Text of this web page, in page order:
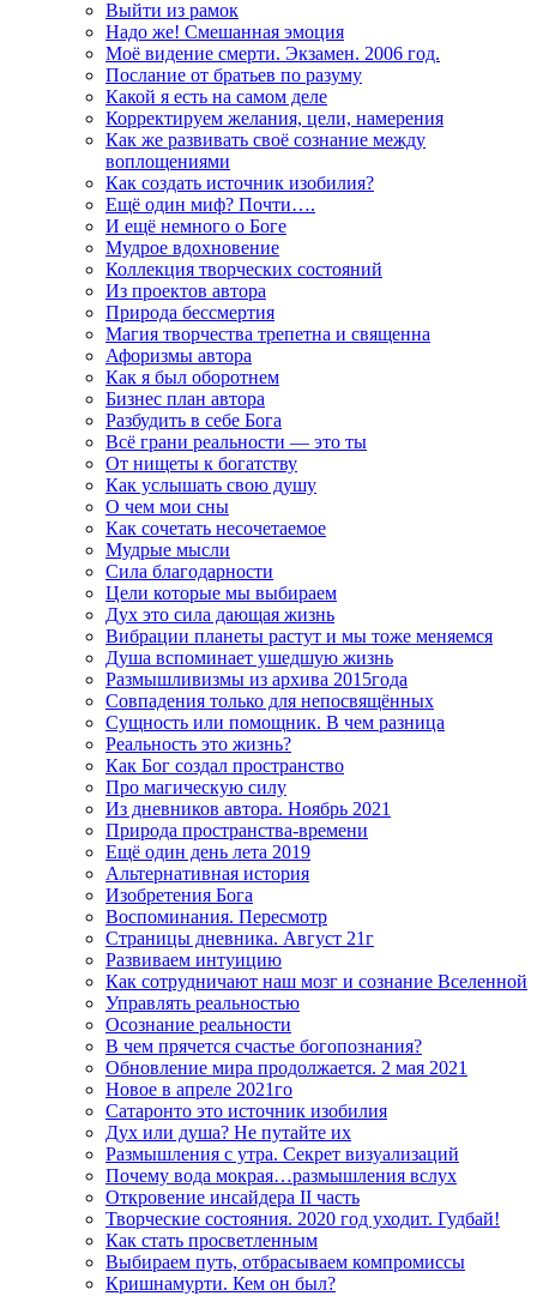
Выйти из рамок
Надо же! Смешанная эмоция
Моё видение смерти. Экзамен. 2006 год.
Послание от братьев по разуму
Какой я есть на самом деле
Корректируем желания, цели, намерения
Как же развивать своё сознание между
воплощениями
Как создать источник изобилия?
Ещё один миф? Почти….
И ещё немного о Боге
Мудрое вдохновение
Коллекция творческих состояний
Из проектов автора
Природа бессмертия
Магия творчества трепетна и священна
Афоризмы автора
Как я был оборотнем
Бизнес план автора
Разбудить в себе Бога
Всё грани реальности — это ты
От нищеты к богатству
Как услышать свою душу
О чем мои сны
Как сочетать несочетаемое
Мудрые мысли
Сила благодарности
Цели которые мы выбираем
Дух это сила дающая жизнь
Вибрации планеты растут и мы тоже меняемся
Душа вспоминает ушедшую жизнь
Размышливизмы из архива 2015года
Совпадения только для непосвящённых
Сущность или помощник. В чем разница
Реальность это жизнь?
Как Бог создал пространство
Про магическую силу
Из дневников автора. Ноябрь 2021
Природа пространства-времени
Ещё один день лета 2019
Альтернативная история
Изобретения Бога
Воспоминания. Пересмотр
Страницы дневника. Август 21г
Развиваем интуицию
Как сотрудничают наш мозг и сознание Вселенной
Управлять реальностью
Осознание реальности
В чем прячется счастье богопознания?
Обновление мира продолжается. 2 мая 2021
Новое в апреле 2021го
Сатаронто это источник изобилия
Дух или душа? Не путайте их
Размышления с утра. Секрет визуализаций
Почему вода мокрая…размышления вслух
Откровение инсайдера II часть
Творческие состояния. 2020 год уходит. Гудбай!
Как стать просветленным
Выбираем путь, отбрасываем компромиссы
Кришнамурти. Кем он был?